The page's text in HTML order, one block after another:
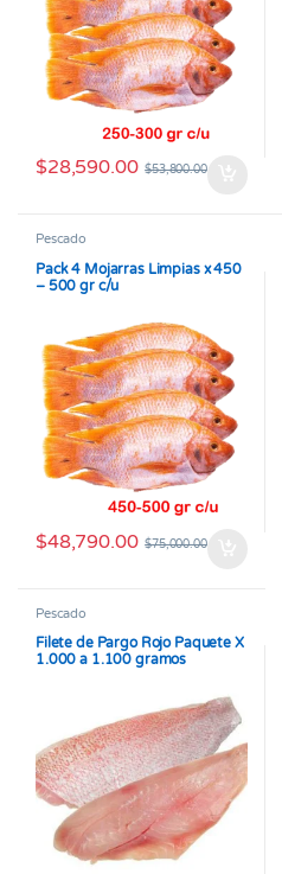
$28,590.00 $53,800.00
Pescado
Pack 4 Mojarras Limpias x 450
– 500 gr c/u
$48,790.00 $75,000.00
Pescado
Filete de Pargo Rojo Paquete X
1.000 a 1.100 gramos